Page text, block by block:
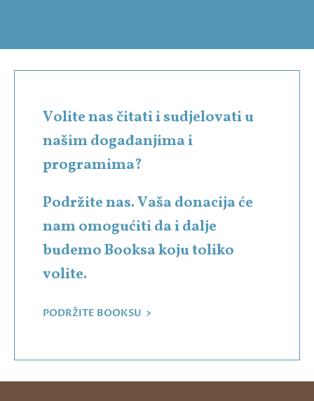
Volite nas čitati i sudjelovati u
našim događanjima i
programima?
Podržite nas. Vaša donacija će
nam omogućiti da i dalje
budemo Booksa koju toliko
volite.
PODRŽITE BOOKSU >